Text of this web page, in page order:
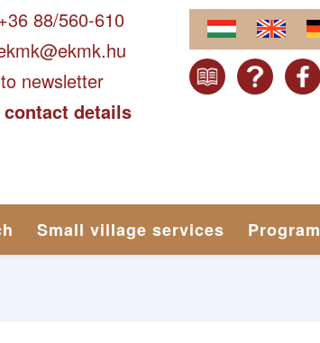
88/560-610
newsletter
details
Small village services